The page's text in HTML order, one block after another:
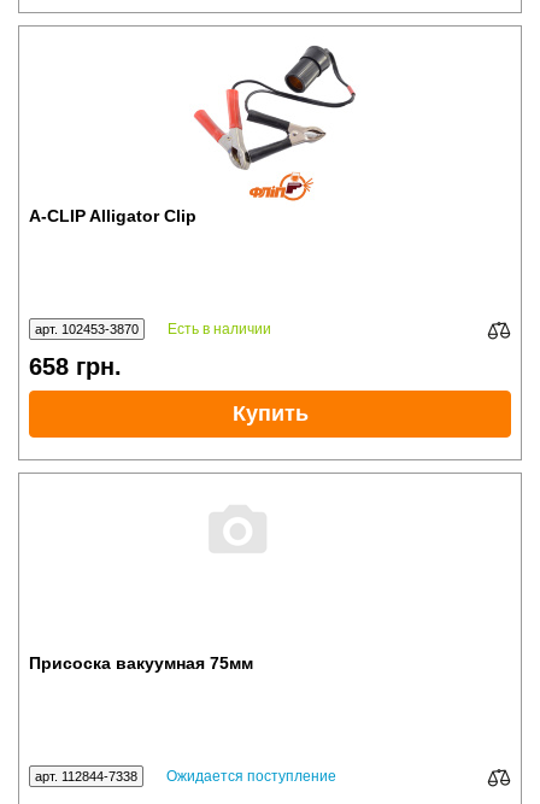
A-CLIP Alligator Clip
арт. 102453-3870 Есть в наличии
658 грн.
Купить
Присоска вакуумная 75мм
арт. 112844-7338 Ожидается поступление